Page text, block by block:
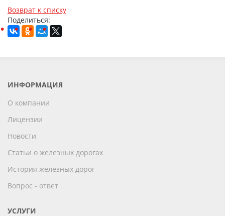
Возврат к списку
Поделиться:
ИНФОРМАЦИЯ
О компании
Лицензии
Новости
Статьи о железных дорогах
История железных дорог
Вопрос - ответ
УСЛУГИ